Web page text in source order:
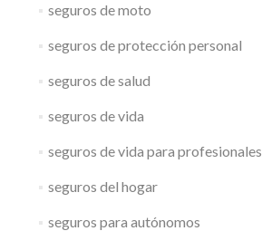
seguros de moto
seguros de protección personal
seguros de salud
seguros de vida
seguros de vida para profesionales
seguros del hogar
seguros para autónomos